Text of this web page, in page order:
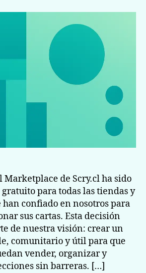
Marketplace de Scry.cl ha sido
para todas las tiendas y
confiado en nosotros para
sus cartas. Esta decisión
de nuestra visión: crear un
comunitario y útil para que
vender, organizar y
sin barreras. […]